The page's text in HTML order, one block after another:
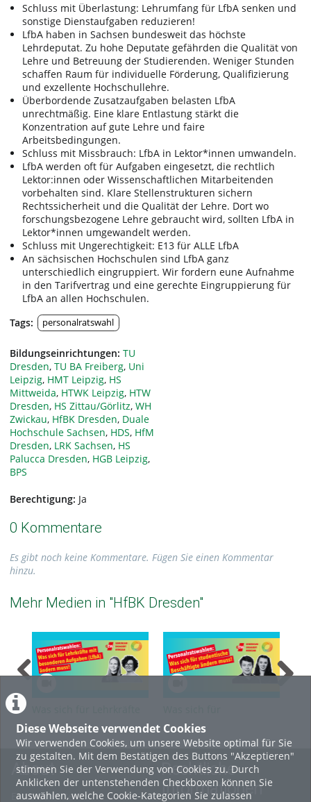
Diese Webseite verwendet Cookies
Wir verwenden Cookies, um unsere Website optimal für Sie
zu gestalten. Mit dem Bestätigen des Buttons "Akzeptieren"
stimmen Sie der Verwendung von Cookies zu. Durch
Anklicken der untenstehenden Checkboxen können Sie
auswählen, welche Cookie-Kategorien Sie zulassen
Schluss mit Überlastung: Lehrumfang für LfbA senken und
sonstige Dienstaufgaben reduzieren!
LfbA haben in Sachsen bundesweit das höchste
Lehrdeputat. Zu hohe Deputate gefährden die Qualität von
Lehre und Betreuung der Studierenden. Weniger Stunden
schaffen Raum für individuelle Förderung, Qualifizierung
und exzellente Hochschullehre.
Überbordende Zusatzaufgaben belasten LfbA
unrechtmäßig. Eine klare Entlastung stärkt die
Konzentration auf gute Lehre und faire
Arbeitsbedingungen.
Schluss mit Missbrauch: LfbA in Lektor*innen umwandeln.
LfbA werden oft für Aufgaben eingesetzt, die rechtlich
Lektor:innen oder Wissenschaftlichen Mitarbeitenden
vorbehalten sind. Klare Stellenstrukturen sichern
Rechtssicherheit und die Qualität der Lehre. Dort wo
forschungsbezogene Lehre gebraucht wird, sollten LfbA in
Lektor*innen umgewandelt werden.
Schluss mit Ungerechtigkeit: E13 für ALLE LfbA
An sächsischen Hochschulen sind LfbA ganz
unterschiedlich eingruppiert. Wir fordern eune Aufnahme
in den Tarifvertrag und eine gerechte Eingruppierung für
LfbA an allen Hochschulen.
Tags:
personalratswahl
Bildungseinrichtungen: TU
Dresden, TU BA Freiberg, Uni
Leipzig, HMT Leipzig, HS
Mittweida, HTWK Leipzig, HTW
Dresden, HS Zittau/Görlitz, WH
Zwickau, HfBK Dresden, Duale
Hochschule Sachsen, HDS, HfM
Dresden, LRK Sachsen, HS
Palucca Dresden, HGB Leipzig,
BPS
Berechtigung: Ja
0 Kommentare
Es gibt noch keine Kommentare. Fügen Sie einen Kommentar
hinzu.
Mehr Medien in "HfBK Dresden"
für besondere Aufgaben
(LfbA) ändern muss
studentische
Beschäftigte ändern
muss
About
Erste Schritte
Rechtliche
Informationen